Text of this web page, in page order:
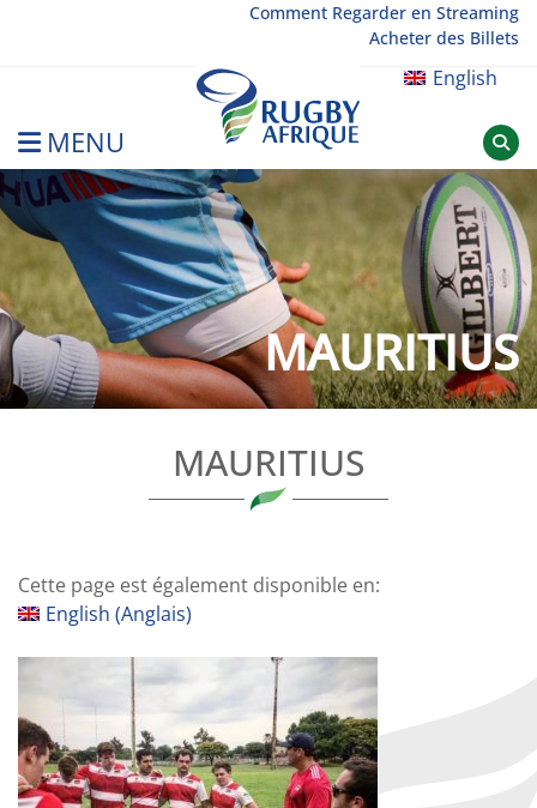
Comment Regarder en Streaming
Acheter des Billets
English
MENU
Rugby Afrique
MAURITIUS
MAURITIUS
Cette page est également disponible en:
English (Anglais)